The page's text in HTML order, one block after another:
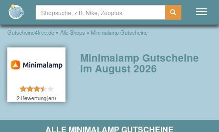
Gutscheine4free.de » Alle Shops » Minimalamp Gutscheine
2 Bewertung(en)
Minimalamp Gutscheine
im August 2026
ALLE MINIMALAMP GUTSCHEINE